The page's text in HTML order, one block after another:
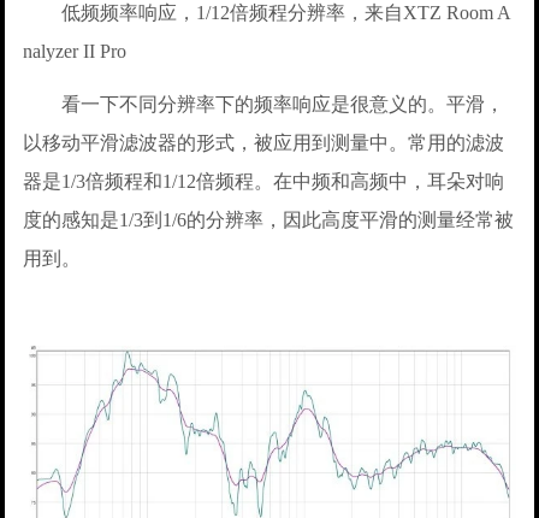
低频频率响应，1/12倍频程分辨率，来自XTZ Room A
nalyzer II Pro
看一下不同分辨率下的频率响应是很意义的。平滑，
以移动平滑滤波器的形式，被应用到测量中。常用的滤波
器是1/3倍频程和1/12倍频程。在中频和高频中，耳朵对响
度的感知是1/3到1/6的分辨率，因此高度平滑的测量经常被
用到。